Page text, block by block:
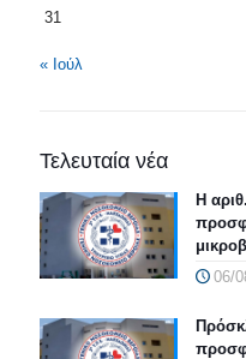
31
« Ιούλ
Τελευταία νέα
Η
06/